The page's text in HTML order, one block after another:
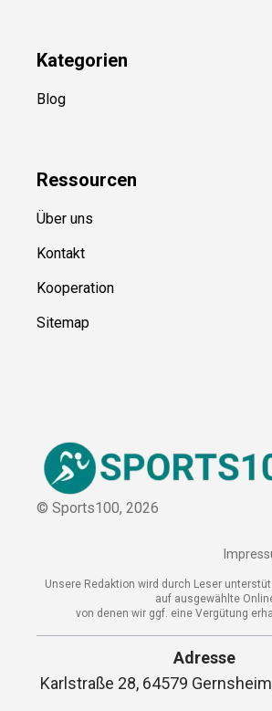
Kategorien
Blog
Ressourcen
Über uns
Kontakt
Kooperation
Sitemap
© Sports100, 2026
Unsere Redaktion wird durch Leser
auf ausgewählte
von denen wir ggf. eine Vergütung
Adresse
Karlstraße 28, 64579